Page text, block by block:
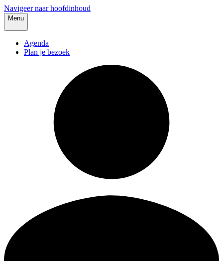
Navigeer naar hoofdinhoud
Menu
Agenda
Plan je bezoek